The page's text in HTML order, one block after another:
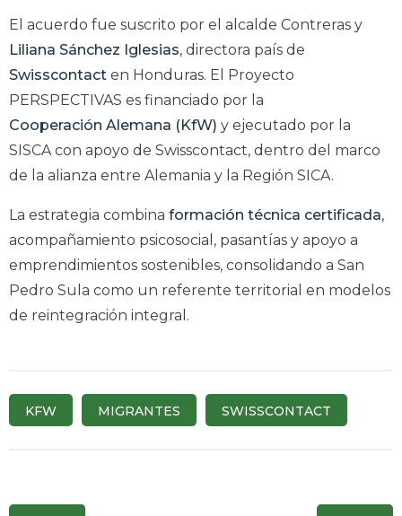
El acuerdo fue suscrito por el alcalde Contreras y
Liliana Sánchez Iglesias, directora país de
Swisscontact en Honduras. El Proyecto
PERSPECTIVAS es financiado por la
Cooperación Alemana (KfW) y ejecutado por la
SISCA con apoyo de Swisscontact, dentro del marco
de la alianza entre Alemania y la Región SICA.
La estrategia combina formación técnica certificada,
acompañamiento psicosocial, pasantías y apoyo a
emprendimientos sostenibles, consolidando a San
Pedro Sula como un referente territorial en modelos
de reintegración integral.
KFW MIGRANTES SWISSCONTACT